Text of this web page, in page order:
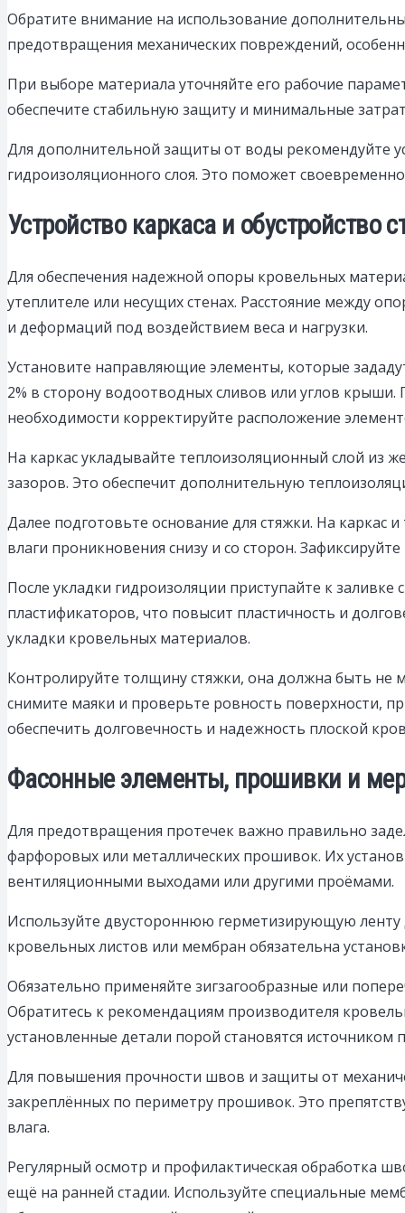
Обратите внимание на использование
предотвращения механических повреждений,
При выборе материала уточняйте его рабочие
обеспечите стабильную защиту и минимальные
Для дополнительной защиты от воды рекомендуйте
гидроизоляционного слоя. Это поможет
Устройство каркаса и
Для обеспечения надежной опоры кровельных
утеплителе или несущих стенах. Расстояние между
и деформаций под воздействием веса и нагрузки.
Установите направляющие элементы, которые
2% в сторону водоотводных сливов или углов
необходимости корректируйте расположение
На каркас укладывайте теплоизоляционный слой из
зазоров. Это обеспечит дополнительную
Далее подготовьте основание для стяжки. На
влаги проникновения снизу и со сторон.
После укладки гидроизоляции приступайте к
пластификаторов, что повысит пластичность и
укладки кровельных материалов.
Контролируйте толщину стяжки, она должна быть не
снимите маяки и проверьте ровность поверхности,
обеспечить долговечность и надежность плоской
Фасонные элементы, прошивки и
Для предотвращения протечек важно правильно
фарфоровых или металлических прошивок. Их
вентиляционными выходами или другими проёмами.
Используйте двустороннюю герметизирующую
кровельных листов или мембран обязательна
Обязательно применяйте зигзагообразные или
Обратитесь к рекомендациям производителя
установленные детали порой становятся источником
Для повышения прочности швов и защиты от
закреплённых по периметру прошивок. Это
влага.
Регулярный осмотр и профилактическая обработка
ещё на ранней стадии. Используйте специальные